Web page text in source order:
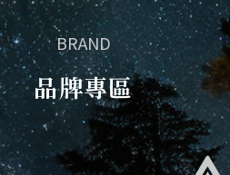
BRAND
品牌專區